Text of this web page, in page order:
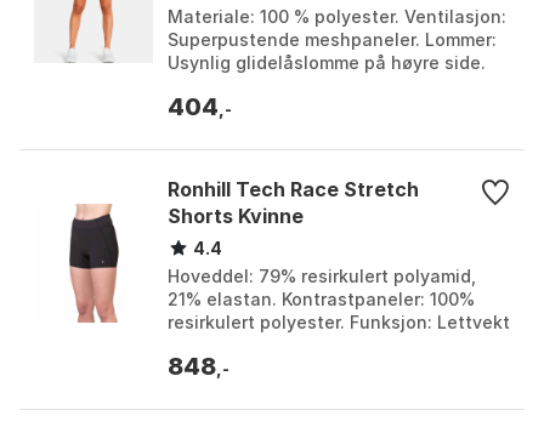
Materiale: 100 % polyester. Ventilasjon:
Superpustende meshpaneler. Lommer:
Usynlig glidelåslomme på høyre side.
med innvend...
404 ,-
Ronhill Tech Race Stretch
Shorts Kvinne
4.4
Hoveddel: 79% resirkulert polyamid,
21% elastan. Kontrastpaneler: 100%
resirkulert polyester. Funksjon: Lettvekt
black....
848 ,-